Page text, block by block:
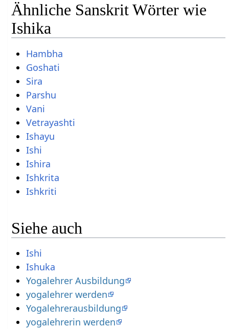
Ähnliche Sanskrit Wörter wie
Ishika
Hambha
Goshati
Sira
Parshu
Vani
Vetrayashti
Ishayu
Ishi
Ishira
Ishkrita
Ishkriti
Siehe auch
Ishi
Ishuka
Yogalehrer Ausbildung
yogalehrer werden
Yogalehrerausbildung
yogalehrerin werden